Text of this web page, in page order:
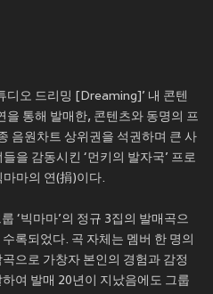
디오 드리밍 [Dreaming]’ 내 콘텐
을 통해 발매한, 콘텐츠와 동명의 프
음원차트 상위권을 석권하며 큰 사
을 감동시킨 ‘먼키의 발자국’ 프로
마의 연(捐)이다.
‘빅마마’의 정규 3집의 발매곡으
록되었다. 곡 자체는 멤버 한 명의
으로 가창자 본인의 경험과 감정
여 발매 20년이 지났음에도 그룹